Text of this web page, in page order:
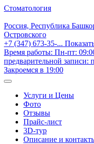
Стоматология
Россия, Республика
Островского
+7 (347) 673-35-...
Время работы: Пн-пт:
предварительной записи:
Закроемся в 19:00
Услуги и Цены
Фото
Отзывы
Прайс-лист
3D-тур
Описание и